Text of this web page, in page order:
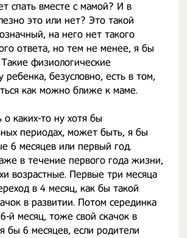
спать вместе с мамой? И в
это или нет? Это такой
на него нет такого
ответа, но тем не менее, я бы
физиологические
ребенка, безусловно, есть в том,
как можно ближе к маме.
о каких-то ну хотя бы
периодах, может быть, я бы
6 месяцев или первый год.
в течение первого года жизни,
возрастные. Первые три месяца
в 4 месяц, как бы такой
в развитии. Потом серединка
й месяц, тоже свой скачок в
бы 6 месяцев, если родители